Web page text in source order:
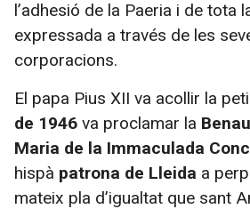
l’adhesió de la Paeria i de tota
expressada a través de les
corporacions.
El papa Pius XII va acollir la
de 1946 va proclamar la
Maria de la Immaculada
hispà patrona de Lleida a
mateix pla d’igualtat que sant